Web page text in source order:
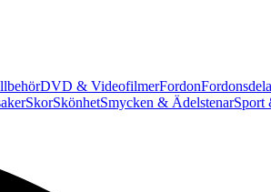
DVD & VideofilmerFordon
SkorSkönhetSmycken & ÄdelstenarSport